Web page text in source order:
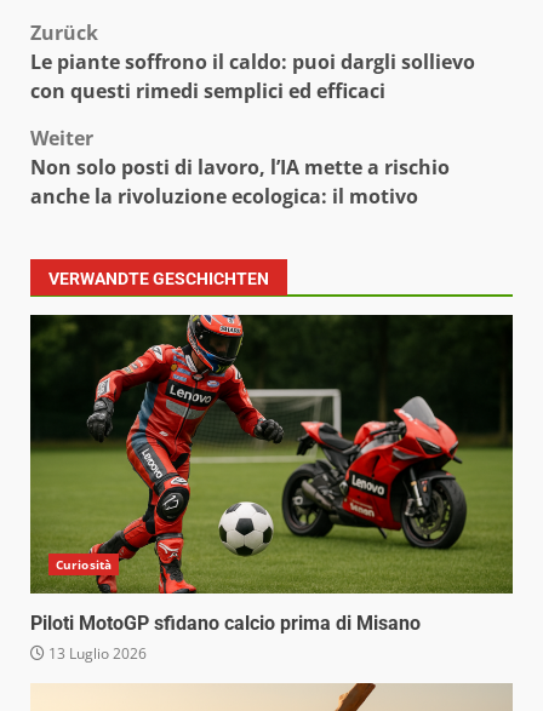
Beitragsnavigation
Zurück
Le piante soffrono il caldo: puoi dargli sollievo
con questi rimedi semplici ed efficaci
Weiter
Non solo posti di lavoro, l’IA mette a rischio
anche la rivoluzione ecologica: il motivo
VERWANDTE GESCHICHTEN
Curiosità
Piloti MotoGP sfidano calcio prima di Misano
13 Luglio 2026